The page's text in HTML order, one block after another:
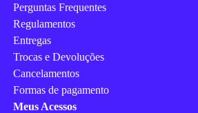
Perguntas Frequentes
Regulamentos
Entregas
Trocas e Devoluções
Cancelamentos
Formas de pagamento
Meus Acessos